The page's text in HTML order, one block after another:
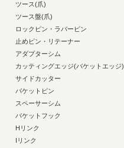
ツース(爪)
ツース盤(爪)
ロックピン・ラバーピン
止めピン・リテーナー
アダプターシム
カッティングエッジ(バケットエッジ)
サイドカッター
バケットピン
スペーサーシム
バケットフック
Hリンク
Iリンク